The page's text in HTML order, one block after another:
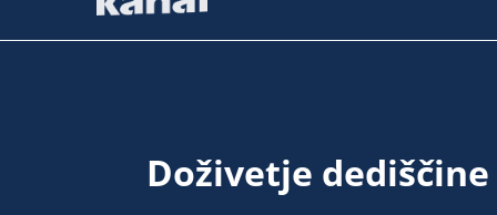
Doživetje dediščine